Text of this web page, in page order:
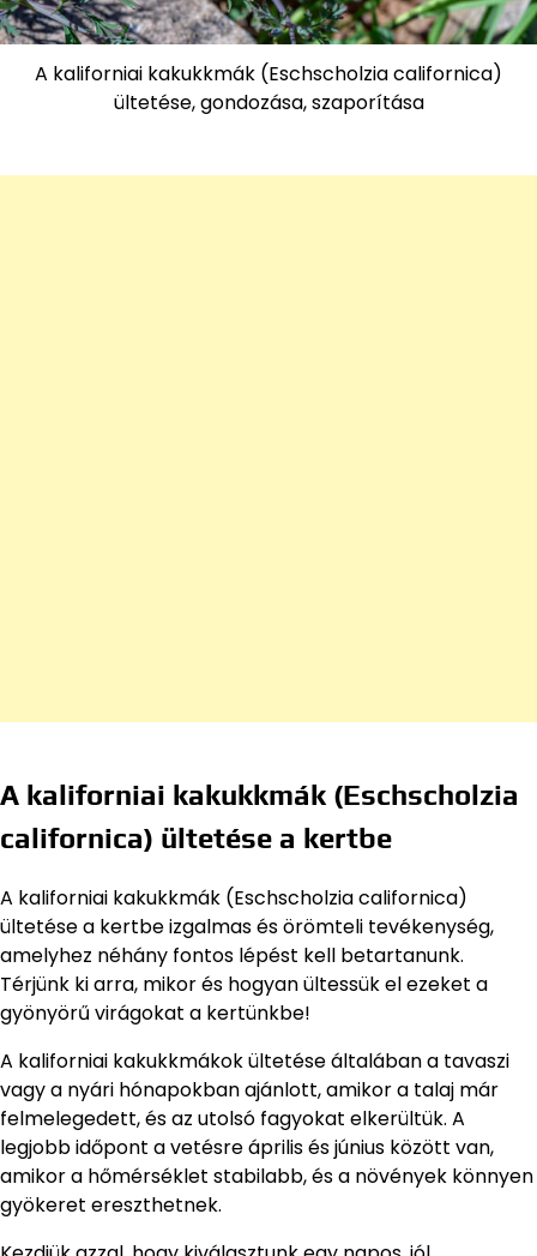
A kaliforniai kakukkmák (Eschscholzia californica)
ültetése, gondozása, szaporítása
A kaliforniai kakukkmák (Eschscholzia
californica) ültetése a kertbe
A kaliforniai kakukkmák (Eschscholzia californica)
ültetése a kertbe izgalmas és örömteli tevékenység,
amelyhez néhány fontos lépést kell betartanunk.
Térjünk ki arra, mikor és hogyan ültessük el ezeket a
gyönyörű virágokat a kertünkbe!
A kaliforniai kakukkmákok ültetése általában a tavaszi
vagy a nyári hónapokban ajánlott, amikor a talaj már
felmelegedett, és az utolsó fagyokat elkerültük. A
legjobb időpont a vetésre április és június között van,
amikor a hőmérséklet stabilabb, és a növények könnyen
gyökeret ereszthetnek.